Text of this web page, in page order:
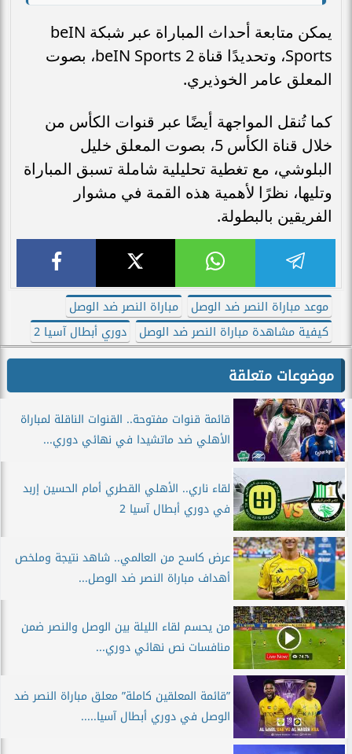
يمكن متابعة أحداث المباراة عبر شبكة beIN
Sports، وتحديدًا قناة beIN Sports 2، بصوت
المعلق عامر الخوذيري.
كما تُنقل المواجهة أيضًا عبر قنوات الكأس من
خلال قناة الكأس 5، بصوت المعلق خليل
البلوشي، مع تغطية تحليلية شاملة تسبق المباراة
وتليها، نظرًا لأهمية هذه القمة في مشوار
الفريقين بالبطولة.
موعد مباراة النصر ضد الوصل
مباراة النصر ضد الوصل
كيفية مشاهدة مباراة النصر ضد الوصل
دوري أبطال آسيا 2
موضوعات متعلقة
قائمة قنوات مفتوحة.. القنوات الناقلة لمباراة
الأهلي ضد ماتشيدا في نهائي دوري...
لقاء ناري.. الأهلي القطري أمام الحسين إربد
في دوري أبطال آسيا 2
عرض كاسح من العالمي.. شاهد نتيجة وملخص
أهداف مباراة النصر ضد الوصل...
من يحسم لقاء الليلة بين الوصل والنصر ضمن
منافسات نص نهائي دوري...
”قائمة المعلقين كاملة” معلق مباراة النصر ضد
الوصل في دوري أبطال آسيا.....